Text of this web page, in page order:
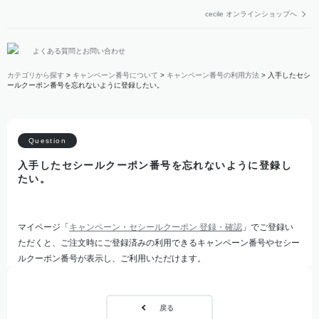
cecile オンラインショップへ
よくある質問とお問い合わせ
カテゴリから探す > キャンペーン番号について > キャンペーン番号の利用方法 > 入手したセシ
ールクーポン番号を忘れないように登録したい。
入手したセシールクーポン番号を忘れないように登録し
たい。
マイページ「 キャンペーン・セシールクーポン 登録・確認 」でご登録い
ただくと、ご注文時にご登録済みの利用できるキャンペーン番号やセシー
ルクーポン番号が表示し、ご利用いただけます。
戻る